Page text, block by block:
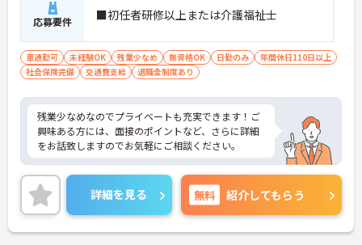
応募要件 ■初任者研修以上または介護福祉士
車通勤可 未経験OK 残業少なめ 無資格OK 日勤のみ
年間休日110日以上
社会保険完備
交通費支給 退職金制度あり
残業少なめなのでプライベートも充実できます！ご
興味ある方には、面接のポイントなど、さらに詳細
をお話致しますのでお気軽にご相談ください。
詳細を見る 無料 紹介してもらう